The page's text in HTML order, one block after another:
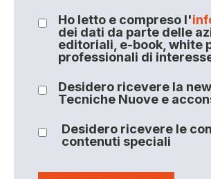
Ho letto e compreso l'
dei dati da parte delle
editoriali, e-book, white
professionali di
Desidero ricevere la
Tecniche Nuove e
Desidero ricevere le
contenuti speciali